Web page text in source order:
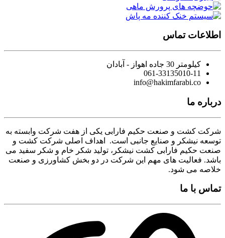
اطلاعات تماس
کیلومتر 30 جاده اهواز - آبادان
061-33135010-11
info@hakimfarabi.co
درباره ما
شرکت کشت و صنعت حکیم فارابی یکی از هفت شرکت وابسته به
توسعه نیشکر و صنایع جانبی است. اهداف اصلی شرکت کشت و
صنعت حکیم فارابی کشت نیشکر، تولید شکر خام و شکر سفید می
باشد. فعالیت های مهم این شرکت در دو بخش کشاورزی و صنعت
خلاصه می شود.
تماس با ما